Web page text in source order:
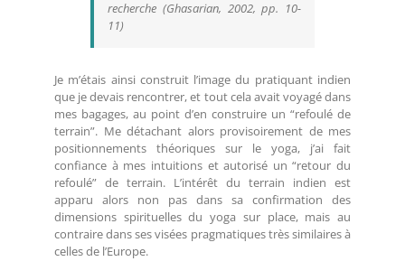
recherche (Ghasarian, 2002, pp. 10-
11)
Je m’étais ainsi construit l’image du pratiquant indien
que je devais rencontrer, et tout cela avait voyagé dans
mes bagages, au point d’en construire un “refoulé de
terrain”. Me détachant alors provisoirement de mes
positionnements théoriques sur le yoga, j’ai fait
confiance à mes intuitions et autorisé un “retour du
refoulé” de terrain. L’intérêt du terrain indien est
apparu alors non pas dans sa confirmation des
dimensions spirituelles du yoga sur place, mais au
contraire dans ses visées pragmatiques très similaires à
celles de l’Europe.